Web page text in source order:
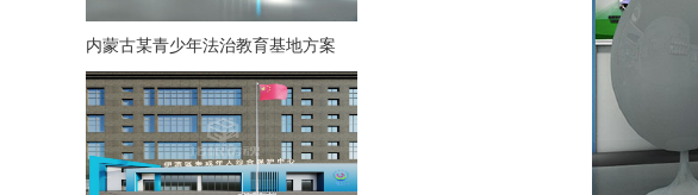
内蒙古某青少年法治教育基地方案